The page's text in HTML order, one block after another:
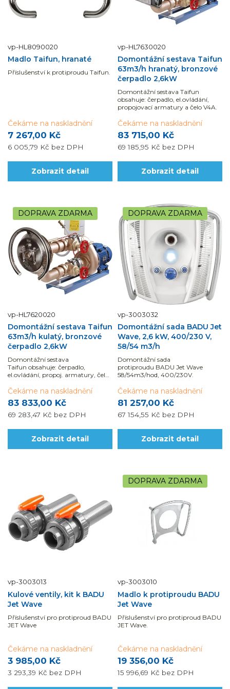
vp-HL8090020
Madlo Taifun, hranaté
Příslušenství k protiproudu Taifun.
7 267,00 Kč
6 005,79 Kč bez DPH
Čekáme na naskladnění
Zobrazit detail
vp-HL7630020
Domontážní sestava Taifun
63m3/h hranatý, bronzové
čerpadlo 2,6kW
Domontážní sestava Taifun
obsahuje: čerpadlo, el.ovládání,
propojovací armatury a čelo V4A.
83 715,00 Kč
69 185,95 Kč bez DPH
Čekáme na naskladnění
Zobrazit detail
DOPRAVA ZDARMA
vp-HL7620020
Domontážní sestava Taifun
63m3/h kulatý, bronzové
čerpadlo 2,6kW
Domontážní sestava
Taifun obsahuje: čerpadlo,
el.ovládání, propoj. armatury, čelo
83 833,00 Kč
69 283,47 Kč bez DPH
Čekáme na naskladnění
Zobrazit detail
DOPRAVA ZDARMA
vp-3003032
Domontážní sada BADU Jet
Wave, 2,6 kW, 400/230 V,
58/54 m3/h
Domontážní sada
protiproudu BADU Jet Wave
58/54m3/hod, 400/230V.
81 257,00 Kč
67 154,55 Kč bez DPH
Čekáme na naskladnění
Zobrazit detail
vp-3003013
Kulové ventily, kit k BADU
Jet Wave
Příslušenství pro protiproud BADU
JET Wave
3 985,00 Kč
3 293,39 Kč bez DPH
Čekáme na naskladnění
DOPRAVA ZDARMA
vp-3003010
Madlo k protiproudu BADU
Jet Wave
Příslušenství pro protiproud BADU
JET Wave.
19 356,00 Kč
15 996,69 Kč bez DPH
Čekáme na naskladnění